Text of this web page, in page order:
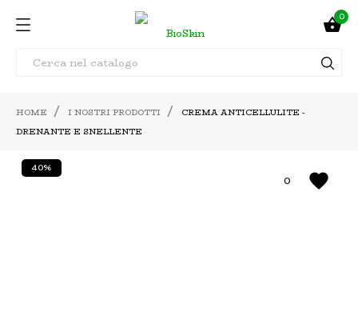
0
HOME I NOSTRI PRODOTTI
CREMA ANTICELLULITE -
DRENANTE E SNELLENTE
favorite
0
40%